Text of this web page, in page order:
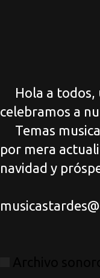
Hola a todos,
celebramos a
Temas
por mera
navidad y